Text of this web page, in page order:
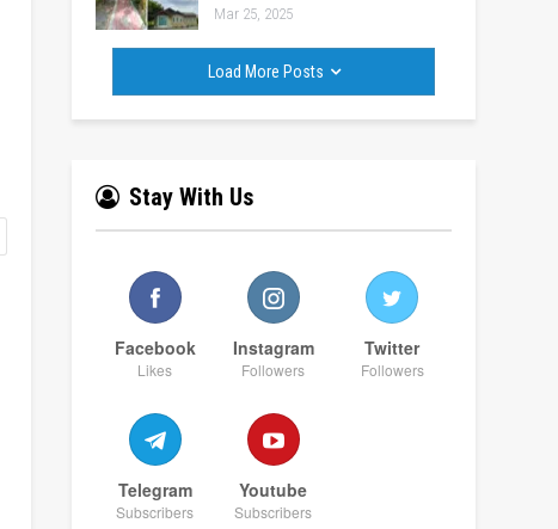
Mar 25, 2025
Load More Posts
Stay With Us
Facebook
Likes
Instagram
Followers
Twitter
Followers
Telegram
Subscribers
Youtube
Subscribers